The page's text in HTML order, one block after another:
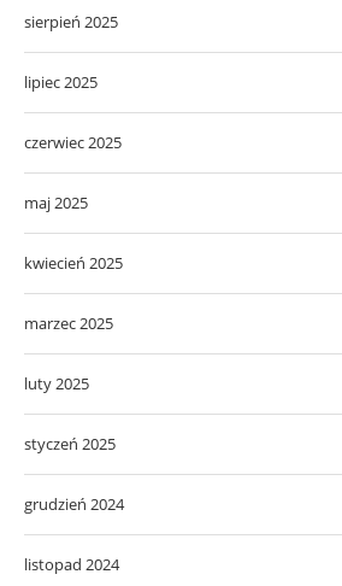
sierpień 2025
lipiec 2025
czerwiec 2025
maj 2025
kwiecień 2025
marzec 2025
luty 2025
styczeń 2025
grudzień 2024
listopad 2024